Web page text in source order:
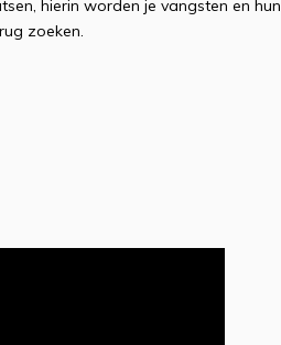
hierin worden je vangsten en hun
zoeken.